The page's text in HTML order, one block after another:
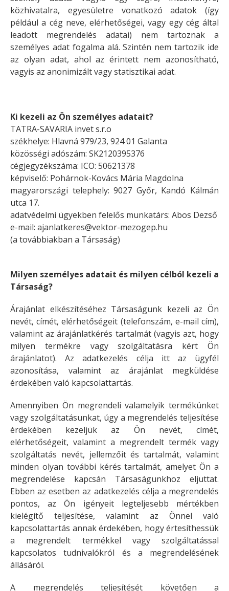
közhivatalra, egyesületre vonatkozó adatok (így
például a cég neve, elérhetőségei, vagy egy cég által
leadott megrendelés adatai) nem tartoznak a
személyes adat fogalma alá. Szintén nem tartozik ide
az olyan adat, ahol az érintett nem azonosítható,
vagyis az anonimizált vagy statisztikai adat.
Ki kezeli az Ön személyes adatait?
TATRA-SAVARIA invet s.r.o
székhelye: Hlavná 979/23, 924 01 Galanta
közösségi adószám: SK2120395376
cégjegyzékszáma: ICO: 50621378
képviselő: Pohárnok-Kovács Mária Magdolna
magyarországi telephely:9027 Győr, Kandó Kálmán
utca 17.
adatvédelmi ügyekben felelős munkatárs: Abos Dezső
e-mail: ajanlatkeres@vektor-mezogep.hu
(a továbbiakban a Társaság)
Milyen személyes adatait és milyen célból kezeli a
Társaság?
Árajánlat elkészítéséhez Társaságunk kezeli az Ön
nevét, címét, elérhetőségeit (telefonszám, e-mail cím),
valamint az árajánlatkérés tartalmát (vagyis azt, hogy
milyen termékre vagy szolgáltatásra kért Ön
árajánlatot). Az adatkezelés célja itt az ügyfél
azonosítása, valamint az árajánlat megküldése
érdekében való kapcsolattartás.
Amennyiben Ön megrendeli valamelyik termékünket
vagy szolgáltatásunkat, úgy a megrendelés teljesítése
érdekében kezeljük az Ön nevét, címét,
elérhetőségeit, valamint a megrendelt termék vagy
szolgáltatás nevét, jellemzőit és tartalmát, valamint
minden olyan további kérés tartalmát, amelyet Ön a
megrendelése kapcsán Társaságunkhoz eljuttat.
Ebben az esetben az adatkezelés célja a megrendelés
pontos, az Ön igényeit legteljesebb mértékben
kielégítő teljesítése, valamint az Önnel való
kapcsolattartás annak érdekében, hogy értesíthessük
a megrendelt termékkel vagy szolgáltatással
kapcsolatos tudnivalókról és a megrendelésének
állásáról.
A megrendelés teljesítését követően a